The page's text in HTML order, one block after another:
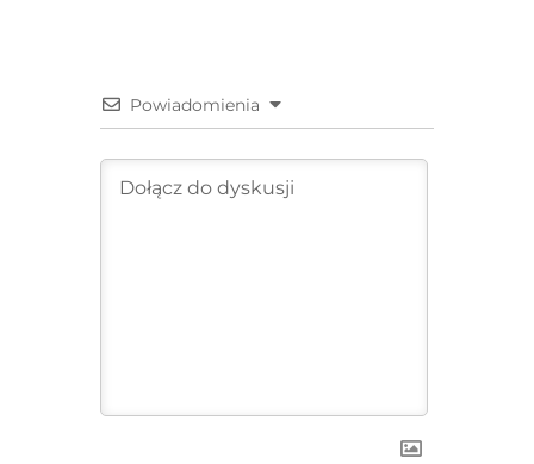
Powiadomienia